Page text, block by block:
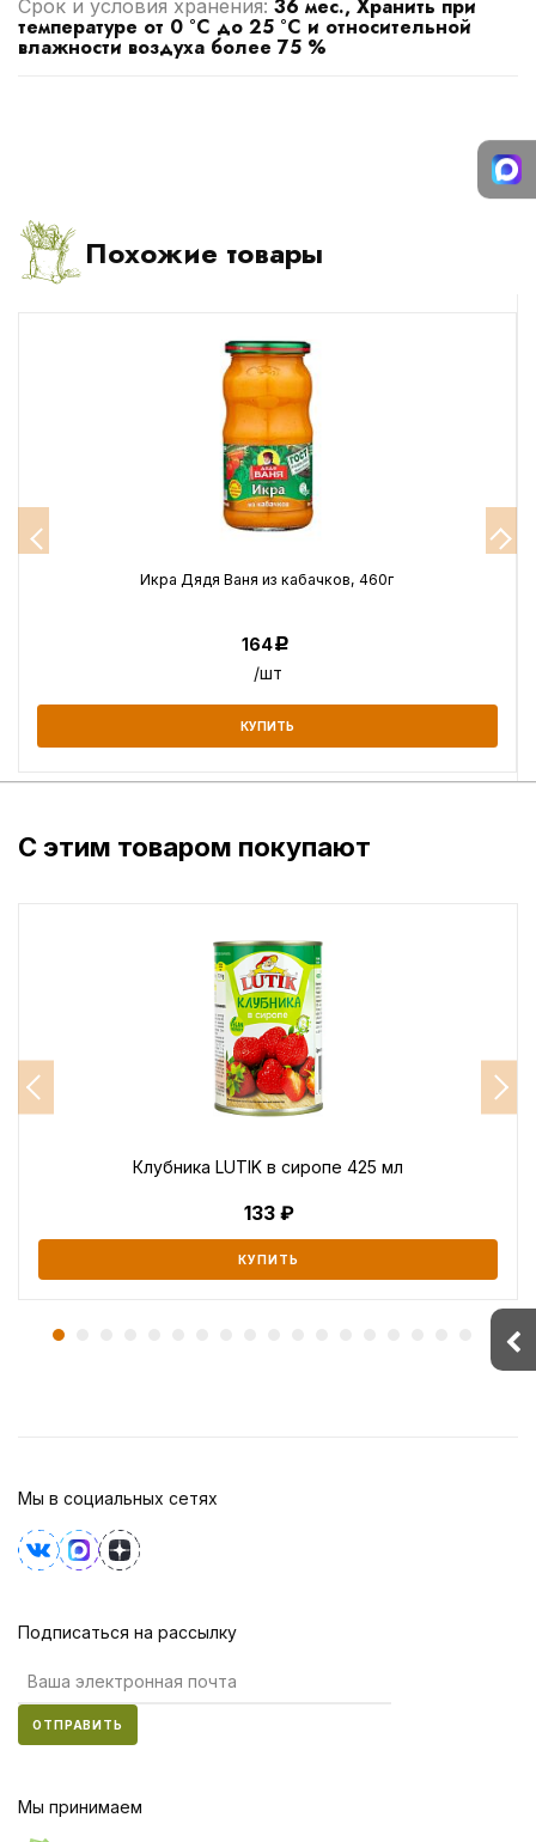
Срок и условия хранения: 36 мес., Хранить при
температуре от 0 °С до 25 °С и относительной
влажности воздуха более 75 %
Похожие товары
Икра Дядя Ваня из кабачков, 460г
164Р
/шт
КУПИТЬ
С этим товаром покупают
Клубника LUTIK в сиропе 425 мл
133
КУПИТЬ
Мы в социальных сетях
Подписаться на рассылку
ОТПРАВИТЬ
Мы принимаем